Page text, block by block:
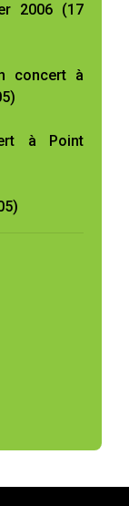
2006 (17
concert à
à Point